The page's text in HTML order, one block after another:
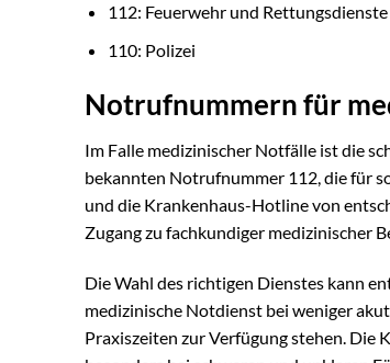
112: Feuerwehr und Rettungsdienste
110: Polizei
Notrufnummern für
Im Falle medizinischer Notfälle ist die
bekannten Notrufnummer 112, die für
und die Krankenhaus-Hotline von
Zugang zu fachkundiger medizinischer
Die Wahl des richtigen Dienstes kann
medizinische Notdienst bei weniger
Praxiszeiten zur Verfügung stehen. Die